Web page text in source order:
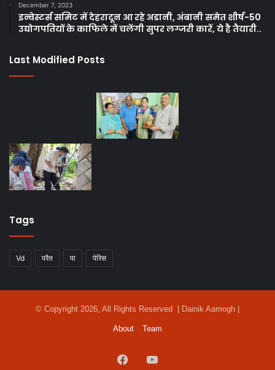
December 7, 2023
इन्वेस्टर्स समिट में देहरादून आ रहे अडानी, अंबानी समेत शीर्ष-50
उद्योगपतियों के काफिले में चलेंगी सुपर लग्जरी कारें, ये है तैयारी..
Last Modified Posts
Tags
Vd परैत पा पेरिस
© Copyright 2026, All Rights Reserved | Dainik Aamogh |
About Team
Facebook